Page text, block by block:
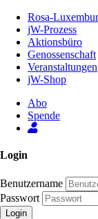
Inhalt
Seite
Rosa-
jW-Prozess
Aktionsbüro
Genossenschaft
Veranstaltungen
jW-Shop
Abo
Spende
Login
Benutzername
Passwort
Login